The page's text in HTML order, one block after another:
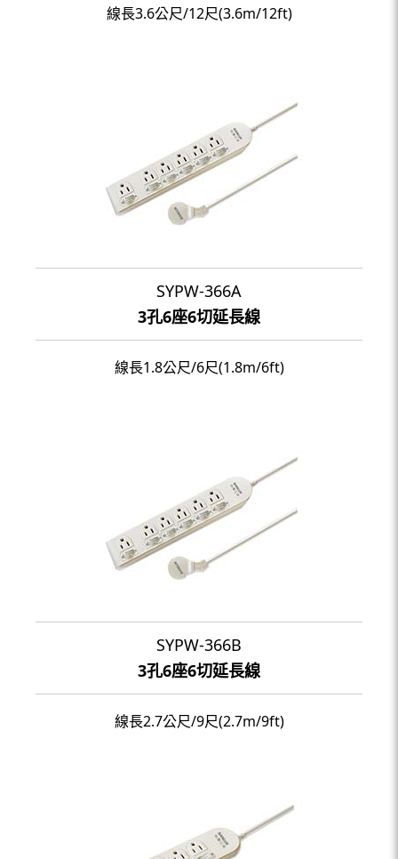
線長3.6公尺/12尺(3.6m/12ft)
SYPW-366A
3孔6座6切延長線
線長1.8公尺/6尺(1.8m/6ft)
SYPW-366B
3孔6座6切延長線
線長2.7公尺/9尺(2.7m/9ft)